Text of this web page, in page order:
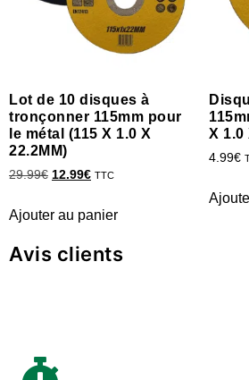
Lot de 10 disques à
tronçonner 115mm pour
le métal (115 X 1.0 X
22.2MM)
29.99€ 12.99€ TTC
Ajouter au panier
X 1.0
4.99€
Avis clients